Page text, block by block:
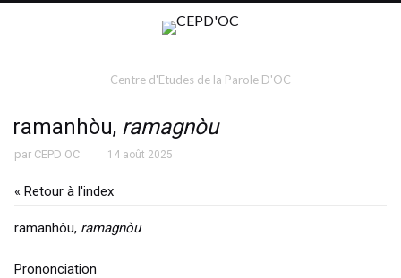
Centre d'Etudes de la Parole D'OC
ramanhòu, ramagnòu
par CEPD OC 14 août 2025
« Retour à l'index
ramanhòu, ramagnòu
Prononciation